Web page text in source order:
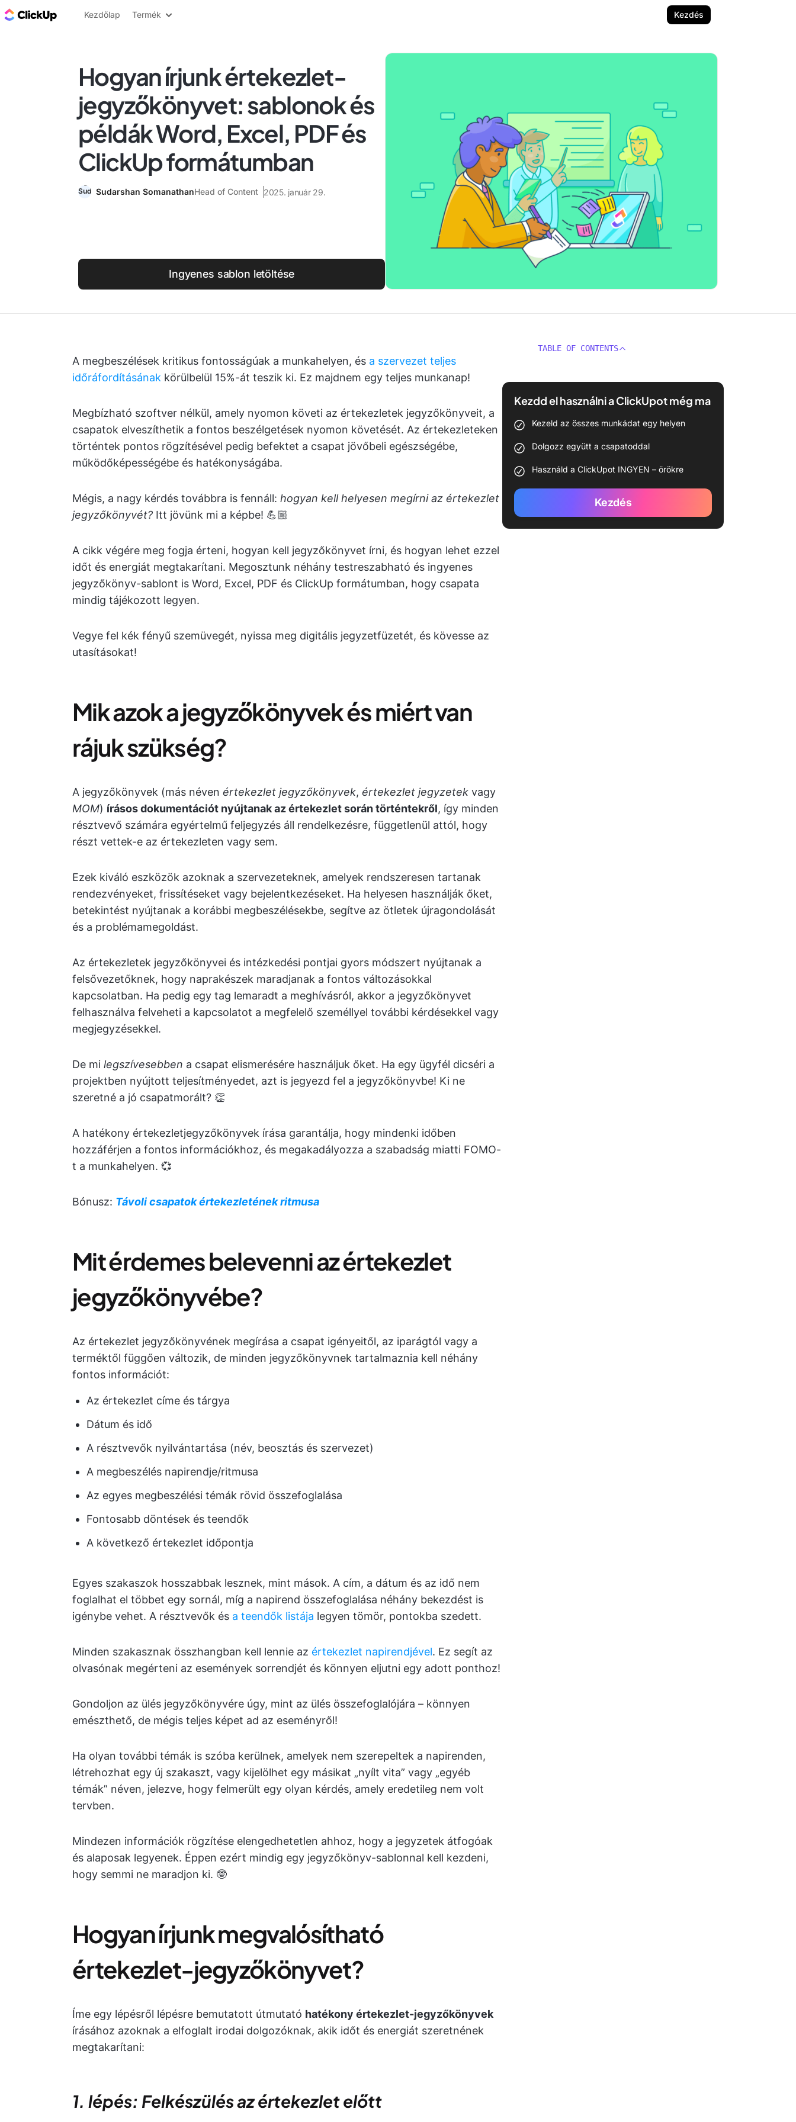
ClickUp blog
Kezdőlap Termék Kezdés
Hogyan írjunk értekezlet-
jegyzőkönyvet: sablonok és
példák Word, Excel, PDF és
ClickUp formátumban
Sudarshan SomanathanHead of Content 2025. január 29.
Ingyenes sablon letöltése
A megbeszélések kritikus fontosságúak a munkahelyen, és a szervezet teljes
időráfordításának körülbelül 15%-át teszik ki. Ez majdnem egy teljes munkanap!
Megbízható szoftver nélkül, amely nyomon követi az értekezletek jegyzőkönyveit, a
csapatok elveszíthetik a fontos beszélgetések nyomon követését. Az értekezleteken
történtek pontos rögzítésével pedig befektet a csapat jövőbeli egészségébe,
működőképességébe és hatékonyságába.
Mégis, a nagy kérdés továbbra is fennáll: hogyan kell helyesen megírni az értekezlet
jegyzőkönyvét? Itt jövünk mi a képbe! 💪🏼
A cikk végére meg fogja érteni, hogyan kell jegyzőkönyvet írni, és hogyan lehet ezzel
időt és energiát megtakarítani. Megosztunk néhány testreszabható és ingyenes
jegyzőkönyv-sablont is Word, Excel, PDF és ClickUp formátumban, hogy csapata
mindig tájékozott legyen.
Vegye fel kék fényű szemüvegét, nyissa meg digitális jegyzetfüzetét, és kövesse az
utasításokat!
Mik azok a jegyzőkönyvek és miért van
rájuk szükség?
A jegyzőkönyvek (más néven értekezlet jegyzőkönyvek, értekezlet jegyzetek vagy
MOM) írásos dokumentációt nyújtanak az értekezlet során történtekről, így minden
résztvevő számára egyértelmű feljegyzés áll rendelkezésre, függetlenül attól, hogy
részt vettek-e az értekezleten vagy sem.
Ezek kiváló eszközök azoknak a szervezeteknek, amelyek rendszeresen tartanak
rendezvényeket, frissítéseket vagy bejelentkezéseket. Ha helyesen használják őket,
betekintést nyújtanak a korábbi megbeszélésekbe, segítve az ötletek újragondolását
és a problémamegoldást.
Az értekezletek jegyzőkönyvei és intézkedési pontjai gyors módszert nyújtanak a
felsővezetőknek, hogy naprakészek maradjanak a fontos változásokkal
kapcsolatban. Ha pedig egy tag lemaradt a meghívásról, akkor a jegyzőkönyvet
felhasználva felveheti a kapcsolatot a megfelelő személlyel további kérdésekkel vagy
megjegyzésekkel.
De mi legszívesebben a csapat elismerésére használjuk őket. Ha egy ügyfél dicséri a
projektben nyújtott teljesítményedet, azt is jegyezd fel a jegyzőkönyvbe! Ki ne
szeretné a jó csapatmorált? 👏
A hatékony értekezletjegyzőkönyvek írása garantálja, hogy mindenki időben
hozzáférjen a fontos információkhoz, és megakadályozza a szabadság miatti FOMO-
t a munkahelyen. 💞
Bónusz: Távoli csapatok értekezletének ritmusa
Mit érdemes belevenni az értekezlet
jegyzőkönyvébe?
Az értekezlet jegyzőkönyvének megírása a csapat igényeitől, az iparágtól vagy a
terméktől függően változik, de minden jegyzőkönyvnek tartalmaznia kell néhány
fontos információt:
Az értekezlet címe és tárgya
Dátum és idő
A résztvevők nyilvántartása (név, beosztás és szervezet)
A megbeszélés napirendje/ritmusa
Az egyes megbeszélési témák rövid összefoglalása
Fontosabb döntések és teendők
A következő értekezlet időpontja
Egyes szakaszok hosszabbak lesznek, mint mások. A cím, a dátum és az idő nem
foglalhat el többet egy sornál, míg a napirend összefoglalása néhány bekezdést is
igénybe vehet. A résztvevők és a teendők listája legyen tömör, pontokba szedett.
Minden szakasznak összhangban kell lennie az értekezlet napirendjével. Ez segít az
olvasónak megérteni az események sorrendjét és könnyen eljutni egy adott ponthoz!
Gondoljon az ülés jegyzőkönyvére úgy, mint az ülés összefoglalójára – könnyen
emészthető, de mégis teljes képet ad az eseményről!
Ha olyan további témák is szóba kerülnek, amelyek nem szerepeltek a napirenden,
létrehozhat egy új szakaszt, vagy kijelölhet egy másikat „nyílt vita” vagy „egyéb
témák” néven, jelezve, hogy felmerült egy olyan kérdés, amely eredetileg nem volt
tervben.
Mindezen információk rögzítése elengedhetetlen ahhoz, hogy a jegyzetek átfogóak
és alaposak legyenek. Éppen ezért mindig egy jegyzőkönyv-sablonnal kell kezdeni,
hogy semmi ne maradjon ki. 🤓
Hogyan írjunk megvalósítható
értekezlet-jegyzőkönyvet?
Íme egy lépésről lépésre bemutatott útmutató hatékony értekezlet-jegyzőkönyvek
írásához azoknak a elfoglalt irodai dolgozóknak, akik időt és energiát szeretnének
megtakarítani:
1. lépés: Felkészülés az értekezlet előtt
TABLE OF CONTENTS
Kezdd el használni a ClickUpot még ma
Kezeld az összes munkádat egy helyen
Dolgozz együtt a csapatoddal
Használd a ClickUpot INGYEN – örökre
Kezdés